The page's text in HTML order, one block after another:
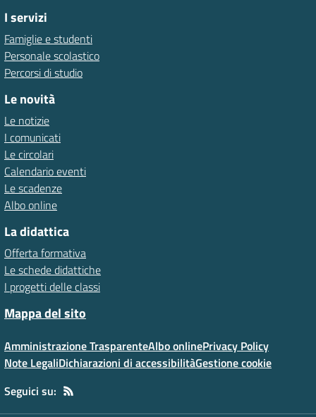
I servizi
Famiglie e studenti
Personale scolastico
Percorsi di studio
Le novità
Le notizie
I comunicati
Le circolari
Calendario eventi
Le scadenze
Albo online
La didattica
Offerta formativa
Le schede didattiche
I progetti delle classi
Mappa del sito
Amministrazione TrasparenteAlbo onlinePrivacy Policy
Note LegaliDichiarazioni di accessibilitàGestione cookie
Seguici su: